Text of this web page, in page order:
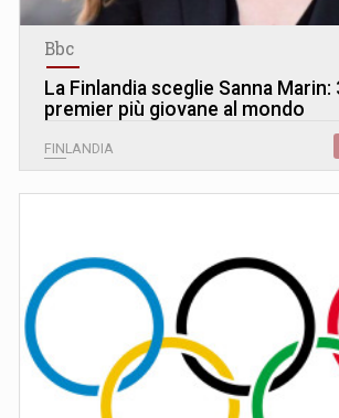
Bbc
La Finlandia sceglie Sanna Marin:
premier più giovane al mondo
FINLANDIA